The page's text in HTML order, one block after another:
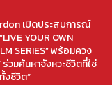
เปิดประสบการณ์
YOUR OWN
SERIES” พร้อมควง
วมค้นหาจังหวะชีวิตที่ใช่
ชีวิต”